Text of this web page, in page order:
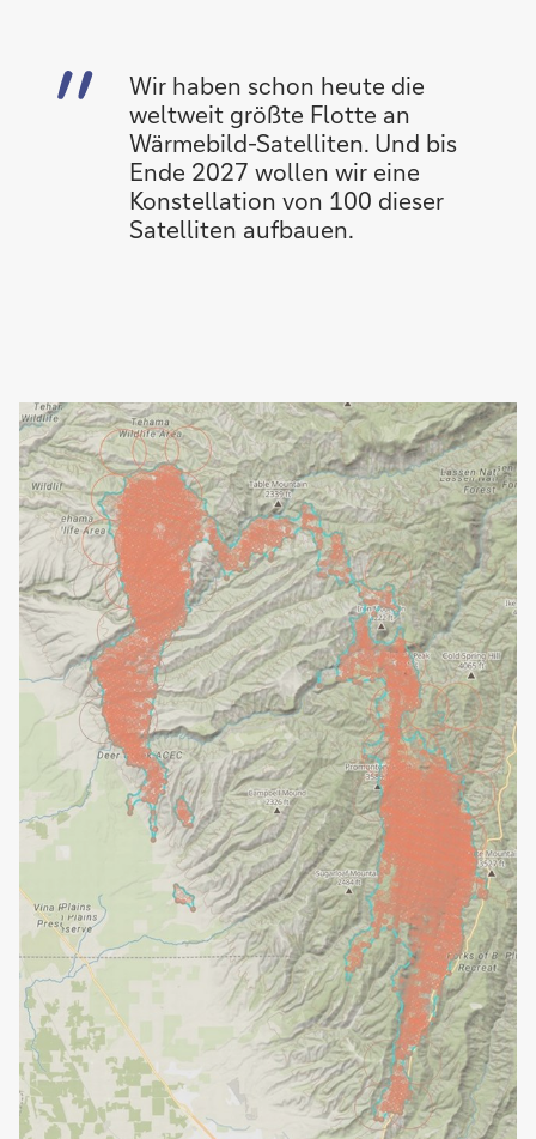
Wir haben schon heute die
weltweit größte Flotte an
Wärmebild-Satelliten. Und bis
Ende 2027 wollen wir eine
Konstellation von 100 dieser
Satelliten aufbauen.